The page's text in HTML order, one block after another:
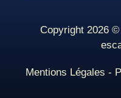
Copyright 2026 ©
Mentions Légales -